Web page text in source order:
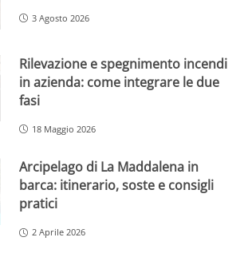
3 Agosto 2026
Rilevazione e spegnimento incendi
in azienda: come integrare le due
fasi
18 Maggio 2026
Arcipelago di La Maddalena in
barca: itinerario, soste e consigli
pratici
2 Aprile 2026